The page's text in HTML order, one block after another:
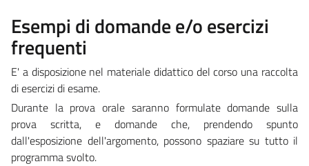
Esempi di domande e/o esercizi
frequenti
E' a disposizione nel materiale didattico del corso una raccolta
di esercizi di esame.
Durante la prova orale saranno formulate domande sulla
prova scritta, e domande che, prendendo spunto
dall'esposizione dell'argomento, possono spaziare su tutto il
programma svolto.